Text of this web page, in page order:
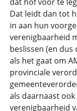
Dat leidt dan tot
in aan hun
verenigbaarheid
beslissen (en
als het gaat om
provinciale
als daarnaast
verenigbaarheid